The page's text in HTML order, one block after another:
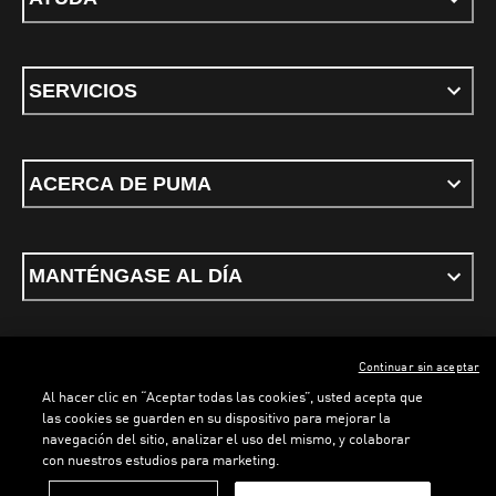
SERVICIOS
ACERCA DE PUMA
MANTÉNGASE AL DÍA
Términos y condicionesPolítica de Privacidad
ESPAÑOL
Al hacer clic en “Aceptar todas las cookies”, usted acepta que
las cookies se guarden en su dispositivo para mejorar la
navegación del sitio, analizar el uso del mismo, y colaborar
con nuestros estudios para marketing.
Continuar sin aceptar